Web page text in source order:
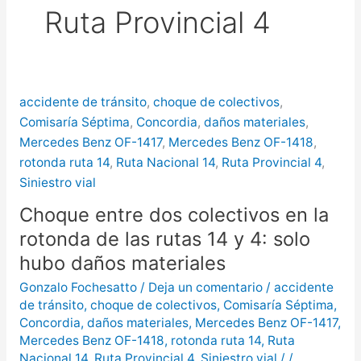
más de $580 millones
puntos de Concordia
Ruta Provincial 4
accidente de tránsito, choque de colectivos,
Comisaría Séptima, Concordia, daños materiales,
Mercedes Benz OF-1417, Mercedes Benz OF-1418,
rotonda ruta 14, Ruta Nacional 14, Ruta Provincial 4,
Siniestro vial
Choque entre dos colectivos en la
rotonda de las rutas 14 y 4: solo
hubo daños materiales
Gonzalo Fochesatto / Deja un comentario / accidente
de tránsito, choque de colectivos, Comisaría Séptima,
Concordia, daños materiales, Mercedes Benz OF-1417,
Mercedes Benz OF-1418, rotonda ruta 14, Ruta